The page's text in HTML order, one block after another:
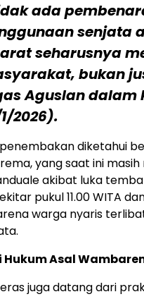
ada
senjata
seharusnya
bukan
Aguslan
2026).
diketahui
yang saat ini
akibat luka
pukul 11.00 WITA
warga nyaris
Hukum Asal
juga datang dari